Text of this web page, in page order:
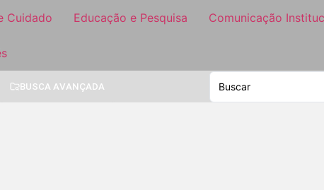
Cuidado Educação e Pesquisa Comunicação
BUSCA AVANÇADA